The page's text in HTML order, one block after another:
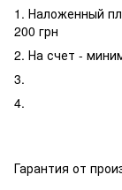
1. Наложенный
200 грн
2. На счет -
3.
4.
Гарантия от